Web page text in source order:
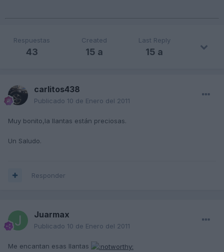
Respuestas
43
Created
15 a
Last Reply
15 a
carlitos438
Publicado 10 de Enero del 2011
Muy bonito,la llantas están preciosas.
Un Saludo.
Responder
Juarmax
Publicado 10 de Enero del 2011
Me encantan esas llantas